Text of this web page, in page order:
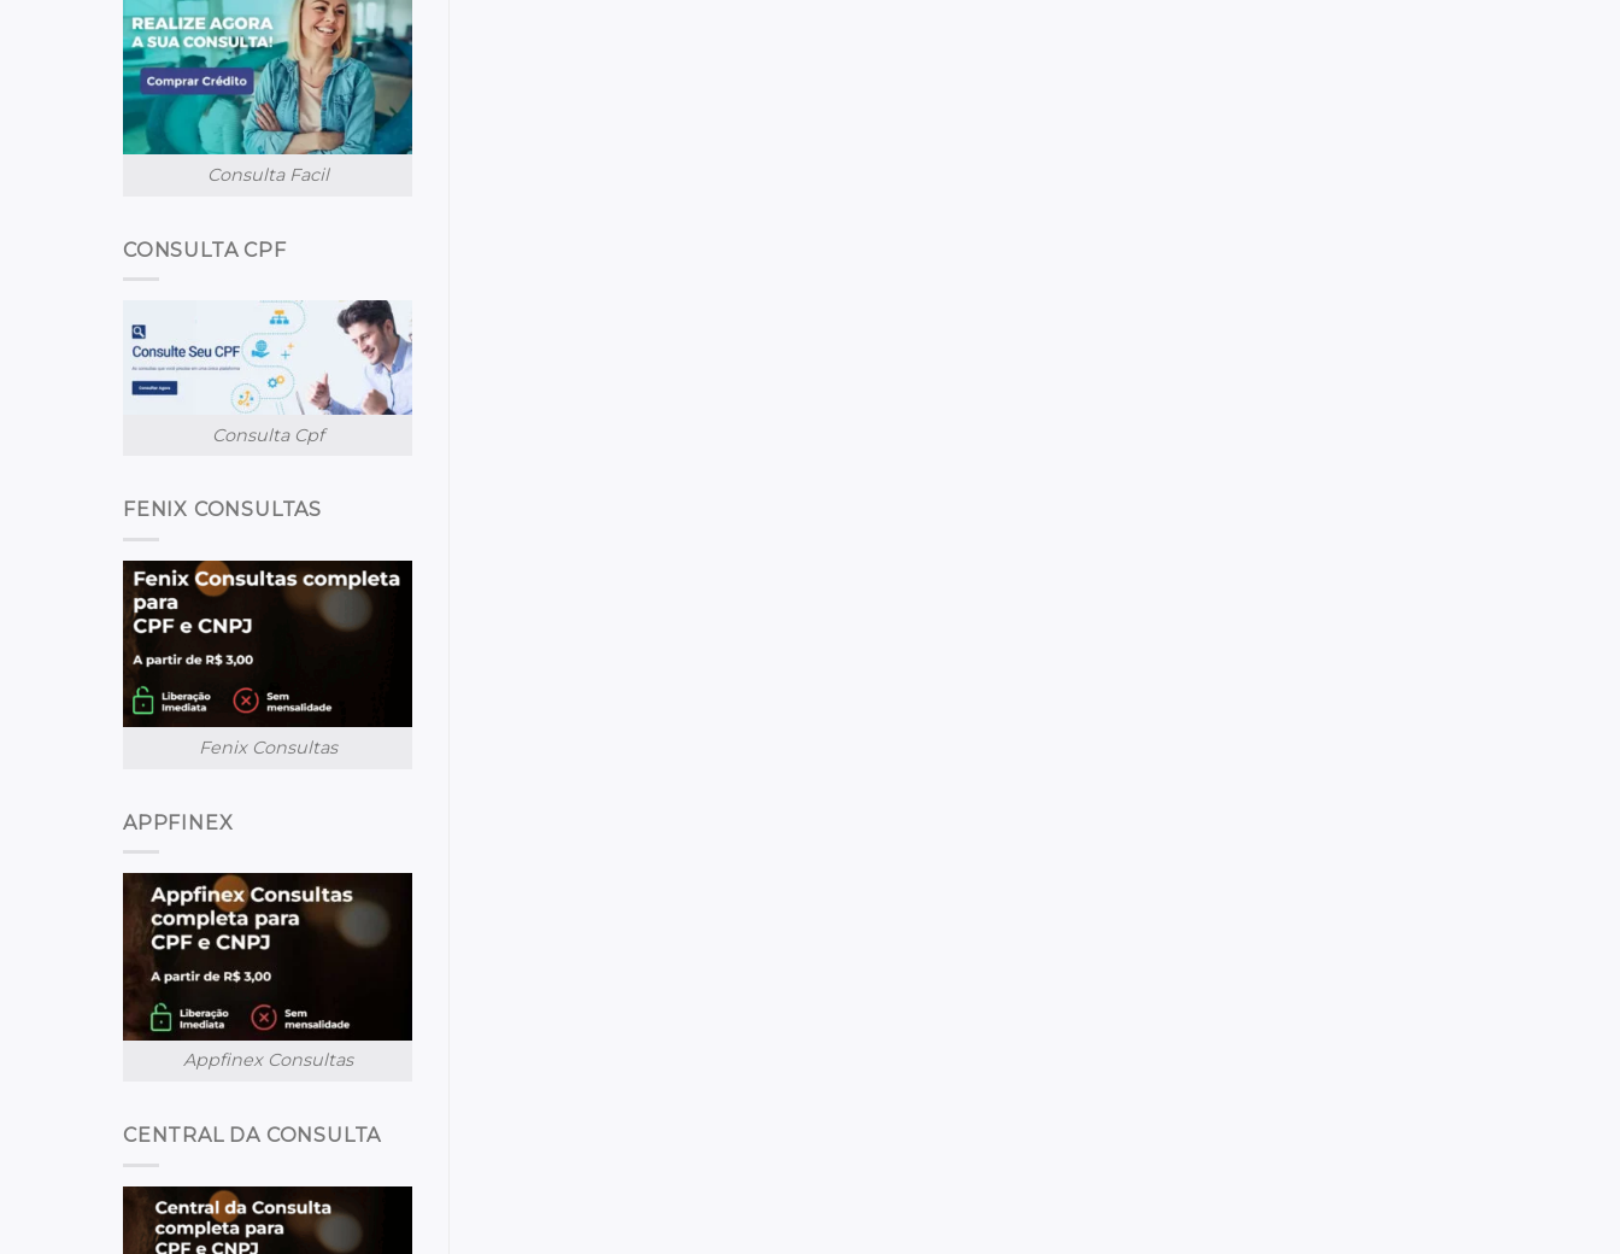
Consulta Facil
CONSULTA CPF
Consulta Cpf
FENIX CONSULTAS
Fenix Consultas
APPFINEX
Appfinex Consultas
CENTRAL DA CONSULTA